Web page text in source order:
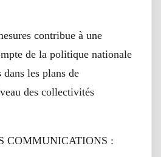
contribue à une
de la politique nationale
dans les plans de
des collectivités
COMMUNICATIONS :